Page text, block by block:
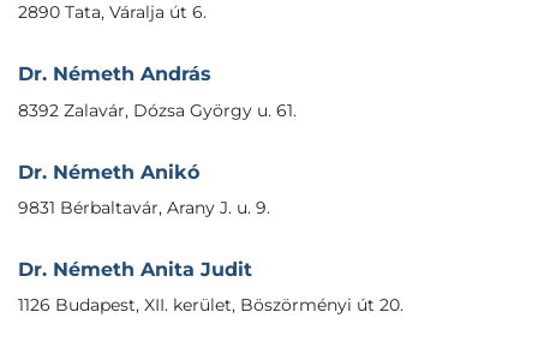
2890 Tata, Váralja út 6.
Dr. Németh András
8392 Zalavár, Dózsa György u. 61.
Dr. Németh Anikó
9831 Bérbaltavár, Arany J. u. 9.
Dr. Németh Anita Judit
1126 Budapest, XII. kerület, Böszörményi út 20.